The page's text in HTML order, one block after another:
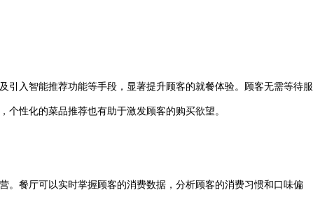
引入智能推荐功能等手段，显著提升顾客的就餐体验。顾客无需等待服
个性化的菜品推荐也有助于激发顾客的购买欲望。
。餐厅可以实时掌握顾客的消费数据，分析顾客的消费习惯和口味偏